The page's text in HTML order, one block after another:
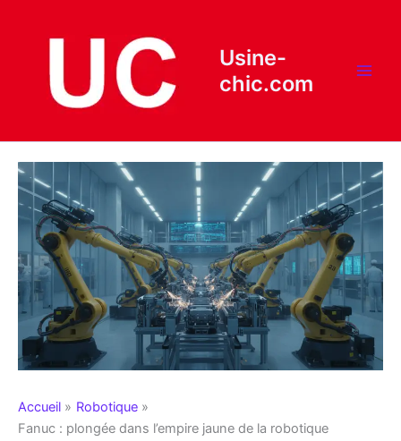
Usine-
chic.com
Accueil
Robotique
Fanuc : plongée dans l’empire jaune de la robotique